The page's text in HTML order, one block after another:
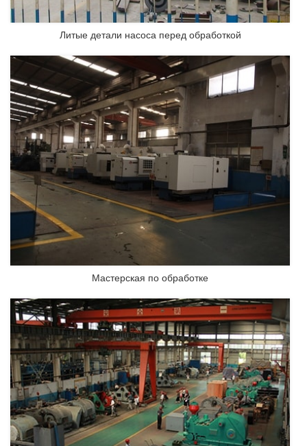
Литые детали насоса перед обработкой
Мастерская по обработке